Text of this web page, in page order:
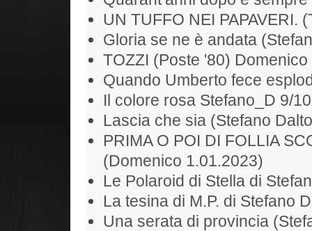
UN TUFFO NEI PAPAVERI.
Gloria se ne è andata
TOZZI (Poste '80)
Quando Umberto fece
Il colore rosa Stefano_D 9/
Lascia che sia (Stefano
PRIMA O POI DI FOLLIA
(Domenico 1.01.2023)
Le Polaroid di Stella di
La tesina di M.P. di Stefano
Una serata di provincia